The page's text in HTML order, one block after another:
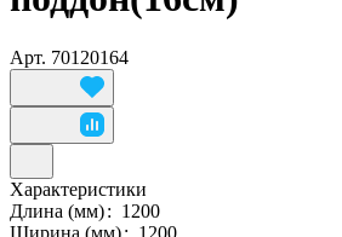
Арт. 70120164
Характеристики
Длина (мм): 1200
Ширина (мм): 1200